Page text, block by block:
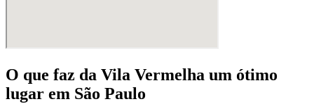
O que faz da Vila Vermelha um ótimo
lugar em São Paulo